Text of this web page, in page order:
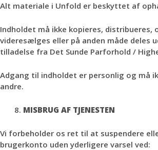
Alt materiale i Unfold er beskyttet af
Indholdet må ikke kopieres, distribueres,
videresælges eller på anden måde deles
tilladelse fra Det Sunde Parforhold /
Adgang til indholdet er personlig og må
andre.
MISBRUG AF TJENESTEN
Vi forbeholder os ret til at suspendere
brugerkonto uden yderligere varsel ved: